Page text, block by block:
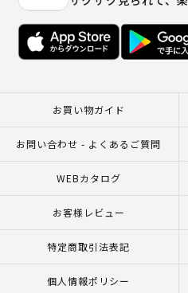
お買い物ガイド
お問い合わせ - よくあるご質問
WEBカタログ
お客様レビュー
特定商取引法表記
個人情報ポリシー